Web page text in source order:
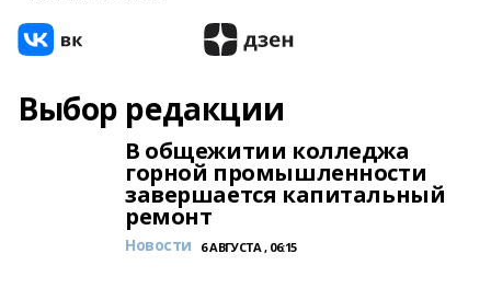
Выбор редакции
В общежитии колледжа
горной промышленности
завершается капитальный
ремонт
Новости 6 АВГУСТА , 06:15